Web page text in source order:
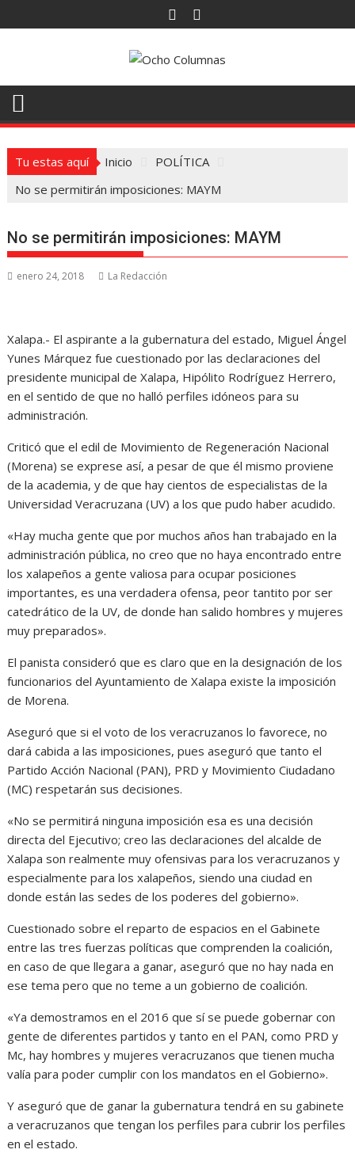
al
Tu estas aquí Inicio
POLÍTICA
No se permitirán imposiciones: MAYM
No se permitirán imposiciones: MAYM
enero 24, 2018 La Redacción
Xalapa.- El aspirante a la gubernatura del estado, Miguel Ángel
Yunes Márquez fue cuestionado por las declaraciones del
presidente municipal de Xalapa, Hipólito Rodríguez Herrero,
en el sentido de que no halló perfiles idóneos para su
administración.
Criticó que el edil de Movimiento de Regeneración Nacional
(Morena) se exprese así, a pesar de que él mismo proviene
de la academia, y de que hay cientos de especialistas de la
Universidad Veracruzana (UV) a los que pudo haber acudido.
«Hay mucha gente que por muchos años han trabajado en la
administración pública, no creo que no haya encontrado entre
los xalapeños a gente valiosa para ocupar posiciones
importantes, es una verdadera ofensa, peor tantito por ser
catedrático de la UV, de donde han salido hombres y mujeres
muy preparados».
El panista consideró que es claro que en la designación de los
funcionarios del Ayuntamiento de Xalapa existe la imposición
de Morena.
Aseguró que si el voto de los veracruzanos lo favorece, no
dará cabida a las imposiciones, pues aseguró que tanto el
Partido Acción Nacional (PAN), PRD y Movimiento Ciudadano
(MC) respetarán sus decisiones.
«No se permitirá ninguna imposición esa es una decisión
directa del Ejecutivo; creo las declaraciones del alcalde de
Xalapa son realmente muy ofensivas para los veracruzanos y
especialmente para los xalapeños, siendo una ciudad en
donde están las sedes de los poderes del gobierno».
Cuestionado sobre el reparto de espacios en el Gabinete
entre las tres fuerzas políticas que comprenden la coalición,
en caso de que llegara a ganar, aseguró que no hay nada en
ese tema pero que no teme a un gobierno de coalición.
«Ya demostramos en el 2016 que sí se puede gobernar con
gente de diferentes partidos y tanto en el PAN, como PRD y
Mc, hay hombres y mujeres veracruzanos que tienen mucha
valía para poder cumplir con los mandatos en el Gobierno».
Y aseguró que de ganar la gubernatura tendrá en su gabinete
a veracruzanos que tengan los perfiles para cubrir los perfiles
en el estado.